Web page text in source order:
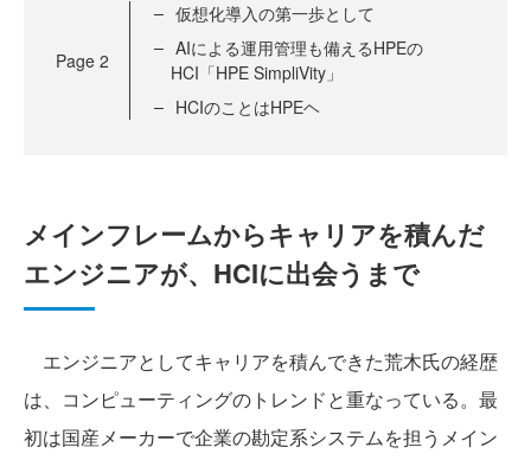
Page 2
仮想化導入の第一歩として
AIによる運用管理も備えるHPEの
HCI「HPE SimpliVity」
HCIのことはHPEヘ
メインフレームからキャリアを積んだ
エンジニアが、HCIに出会うまで
エンジニアとしてキャリアを積んできた荒木氏の経歴
は、コンピューティングのトレンドと重なっている。最
初は国産メーカーで企業の勘定系システムを担うメイン